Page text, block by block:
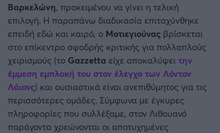
Βαρκελώνη, προκειμένου να γίνει η τελική
επιλογή. Η παραπάνω διαδικασία επιταχύνθηκε
επειδή εδώ και καιρό, ο Μοτιεγιούνας βρίσκεται
στο επίκεντρο σφοδρής κριτικής για πολλαπλούς
χειρισμούς (το Gazzetta είχε αποκαλύψει την
έμμεση εμπλοκή του στον έλεγχο των Λόντον
Λάιονς) και ουσιαστικά είναι ανεπιθύμητος για τις
περισσότερες ομάδες. Σύμφωνα με έγκυρες
πληροφορίες που συλλέξαμε, στον Λιθουανό
παράγοντα χρεώνονται οι αποτυχημένες